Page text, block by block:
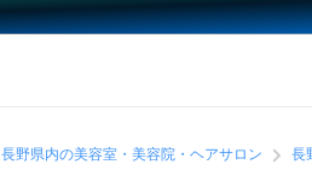
長野県内の美容室・美容院・ヘアサロン
長